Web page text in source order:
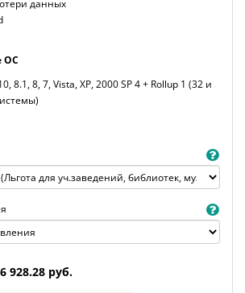
данных
ОС
8.1, 8, 7, Vista, XP, 2000 SP 4 + Rollup 1 (32 и
928.28 руб.